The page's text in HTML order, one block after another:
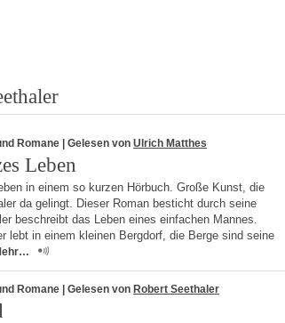
Romane | Gelesen von Ulrich Matthes
Leben
in einem so kurzen Hörbuch. Große Kunst, die
da gelingt. Dieser Roman besticht durch seine
beschreibt das Leben eines einfachen Mannes.
lebt in einem kleinen Bergdorf, die Berge sind seine
Romane | Gelesen von Robert Seethaler